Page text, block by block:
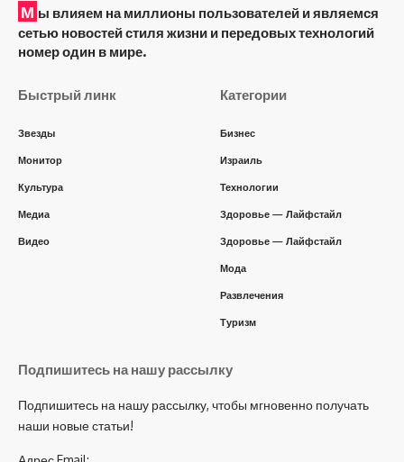
М ы влияем на миллионы пользователей и являемся
сетью новостей стиля жизни и передовых технологий
номер один в мире.
Быстрый линк
Звезды
Монитор
Культура
Медиа
Видео
Категории
Бизнес
Израиль
Технологии
Здоровье — Лайфстайл
Здоровье — Лайфстайл
Мода
Развлечения
Туризм
Подпишитесь на нашу рассылку
Подпишитесь на нашу рассылку, чтобы мгновенно получать
наши новые статьи!